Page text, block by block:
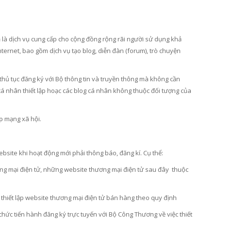
dịch vụ cung cấp cho cộng đồng rộng rãi người sử dụng khả
bao gồm dịch vụ tạo blog, diễn đàn (forum), trò chuyện
tục đăng ký với Bộ thông tin và truyền thông mà không cần
nhân thiết lập hoạc các blog cá nhân không thuộc đối tượng của
mạng xã hội.
khi hoạt động mới phải thông báo, đăng kí. Cụ thể:
mại điện tử, những website thương mại điện tử sau đây thuộc
lập website thương mại điện tử bán hàng theo quy định
tiến hành đăng ký trực tuyến với Bộ Công Thương về việc thiết